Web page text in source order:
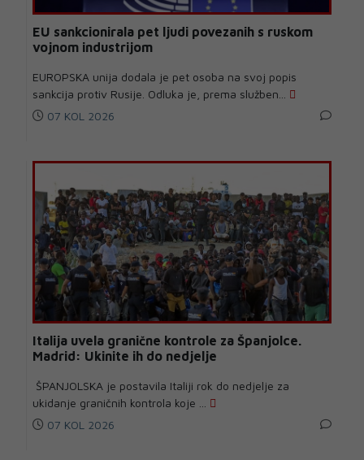
EU sankcionirala pet ljudi povezanih s ruskom
vojnom industrijom
EUROPSKA unija dodala je pet osoba na svoj popis
sankcija protiv Rusije. Odluka je, prema služben...
07 KOL 2026
Italija uvela granične kontrole za Španjolce.
Madrid: Ukinite ih do nedjelje
ŠPANJOLSKA je postavila Italiji rok do nedjelje za
ukidanje graničnih kontrola koje ...
07 KOL 2026